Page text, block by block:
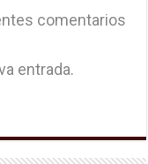
comentarios
entrada.